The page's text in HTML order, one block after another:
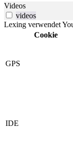
Videos
videos
Lexing verwendet
Cookie
GPS
IDE